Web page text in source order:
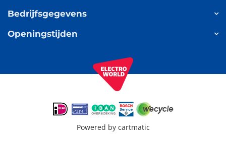
Bedrijfsgegevens
Openingstijden
Powered by cartmatic